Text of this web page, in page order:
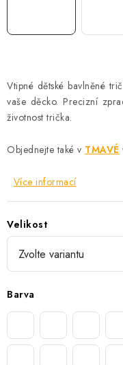
Vtipné dětské bavlněné
vaše děcko. Precizní
životnost trička.
Objednejte také v TMAVÉ
Více informací
Velikost
Barva